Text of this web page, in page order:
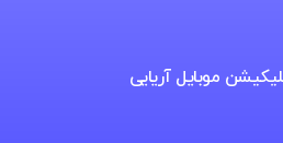
موبایل آریایی